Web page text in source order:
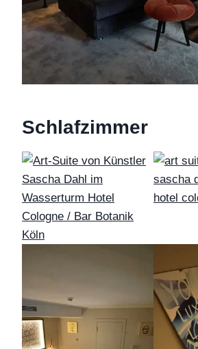
Schlafzimmer